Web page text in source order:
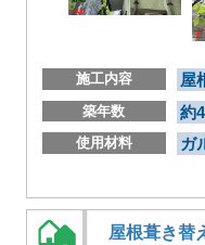
施工内容 屋
築年数 約
使用材料 ガ
屋根葺き替